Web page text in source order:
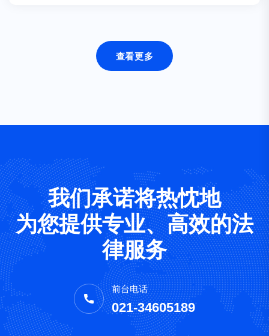
查看更多
我们承诺将热忱地
为您提供专业、高效的法
律服务
前台电话
021-34605189